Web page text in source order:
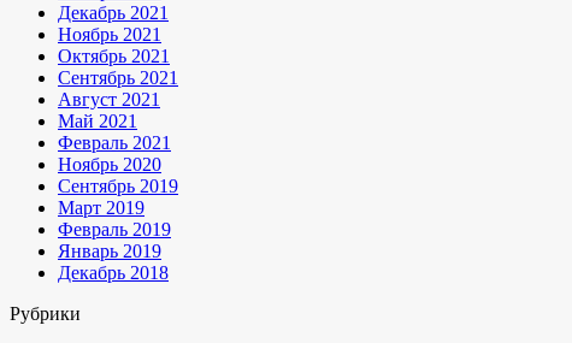
Декабрь 2021
Ноябрь 2021
Октябрь 2021
Сентябрь 2021
Август 2021
Май 2021
Февраль 2021
Ноябрь 2020
Сентябрь 2019
Март 2019
Февраль 2019
Январь 2019
Декабрь 2018
Рубрики